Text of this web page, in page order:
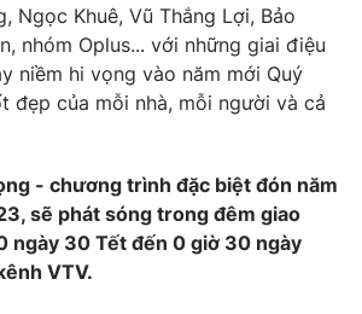
VTV Thể thao
Bất động sản
Tấm lòng Việt
Vươn mình bằng AI
Ngọc Khuê, Vũ Thắng Lợi, Bảo
nhóm Oplus... với những giai điệu
niềm hi vọng vào năm mới Quý
đẹp của mỗi nhà, mỗi người và cả
- chương trình đặc biệt đón năm
sẽ phát sóng trong đêm giao
ngày 30 Tết đến 0 giờ 30 ngày
VTV.